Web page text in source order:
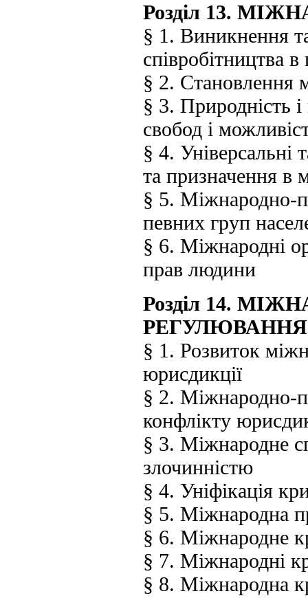
Розділ 13.
§ 1. Виникнення
співробітництва
§ 2. Становлення
§ 3. Природність
свобод і
§ 4. Універсальні
та призначення в
§ 5. Міжнародно-
певних груп
§ 6. Міжнародні
прав людини
Розділ 14.
§ 1. Розвиток
юрисдикції
§ 2. Міжнародно-
конфлікту
§ 3. Міжнародне
злочинністю
§ 4. Уніфікація
§ 5. Міжнародна
§ 6. Міжнародне
§ 7. Міжнародні
§ 8. Міжнародна